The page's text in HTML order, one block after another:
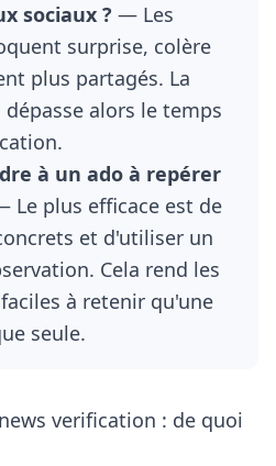
sociaux ? — Les
surprise, colère
plus partagés. La
alors le temps
à un ado à repérer
Le plus efficace est de
et d'utiliser un
Cela rend les
à retenir qu'une
seule.
verification : de quoi